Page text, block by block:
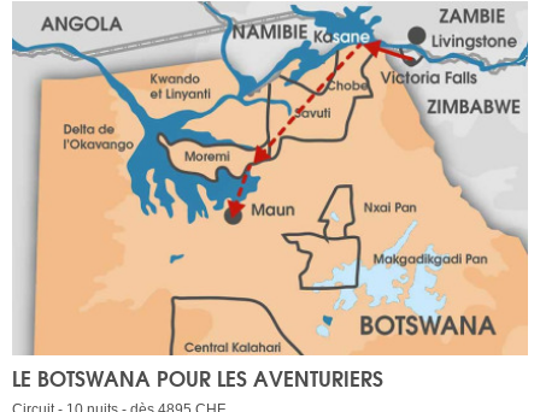
LE BOTSWANA POUR LES AVENTURIERS